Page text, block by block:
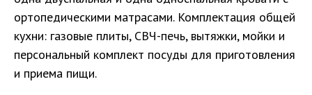
ортопедическими матрасами. Комплектация общей
кухни: газовые плиты, СВЧ-печь, вытяжки, мойки и
персональный комплект посуды для приготовления
и приема пищи.